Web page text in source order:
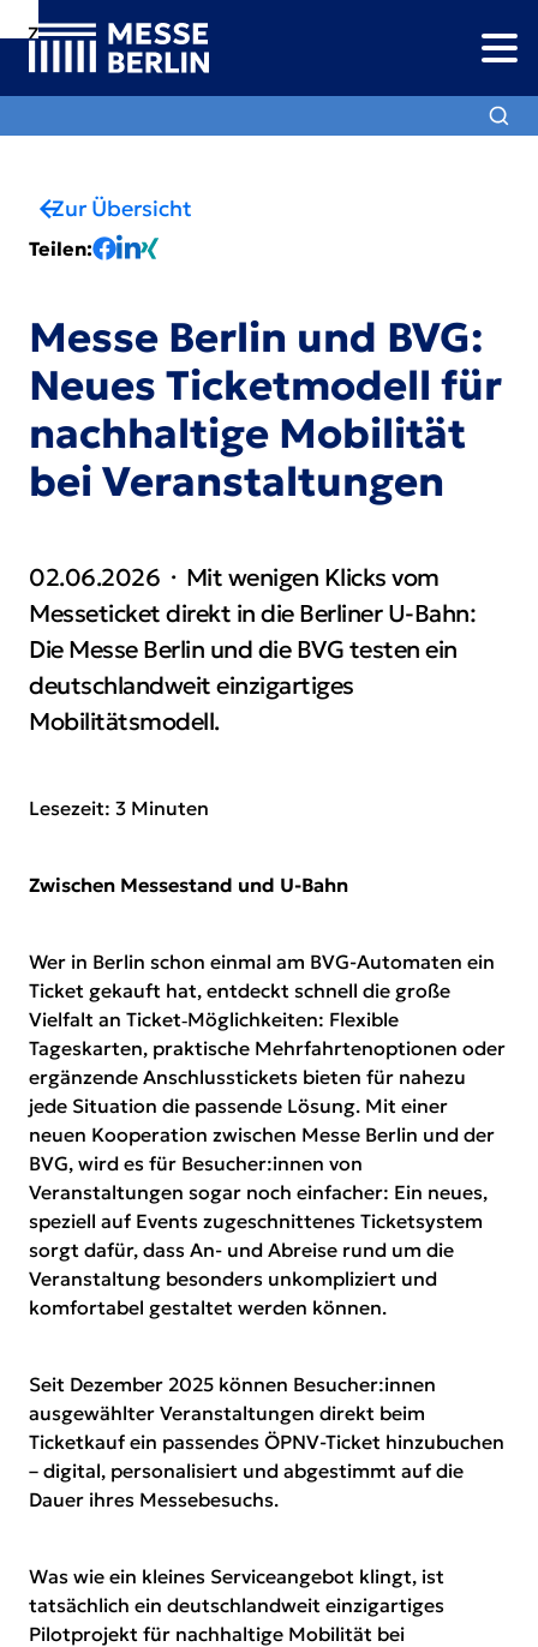
Zur
Navigation
Zur
Suche
Zum
Hauptinhalt
Zur Übersicht
Teilen:
Messe Berlin und BVG:
Neues Ticketmodell für
nachhaltige Mobilität
bei Veranstaltungen
02.06.2026
Mit wenigen Klicks vom
Messeticket direkt in die Berliner U-Bahn:
Die Messe Berlin und die BVG testen ein
deutschlandweit einzigartiges
Mobilitätsmodell.
Lesezeit: 3 Minuten
Zwischen Messestand und U-Bahn
Wer in Berlin schon einmal am BVG-Automaten ein
Ticket gekauft hat, entdeckt schnell die große
Vielfalt an Ticket‑Möglichkeiten: Flexible
Tageskarten, praktische Mehrfahrtenoptionen oder
ergänzende Anschlusstickets bieten für nahezu
jede Situation die passende Lösung. Mit einer
neuen Kooperation zwischen Messe Berlin und der
BVG, wird es für Besucher:innen von
Veranstaltungen sogar noch einfacher: Ein neues,
speziell auf Events zugeschnittenes Ticketsystem
sorgt dafür, dass An- und Abreise rund um die
Veranstaltung besonders unkompliziert und
komfortabel gestaltet werden können.
Seit Dezember 2025 können Besucher:innen
ausgewählter Veranstaltungen direkt beim
Ticketkauf ein passendes ÖPNV-Ticket hinzubuchen
– digital, personalisiert und abgestimmt auf die
Dauer ihres Messebesuchs.
Was wie ein kleines Serviceangebot klingt, ist
tatsächlich ein deutschlandweit einzigartiges
Pilotprojekt für nachhaltige Mobilität bei